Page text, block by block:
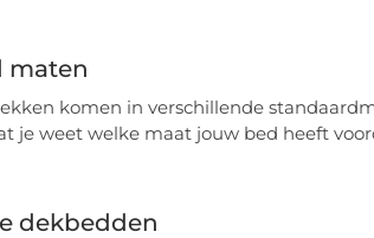
maten
komen in verschillende
je weet welke maat jouw bed heeft
dekbedden